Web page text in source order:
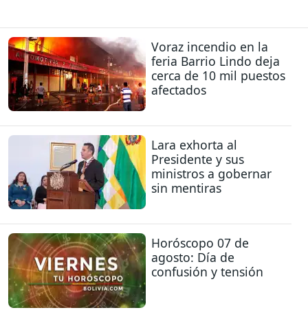
Voraz incendio en la
feria Barrio Lindo deja
cerca de 10 mil puestos
afectados
Lara exhorta al
Presidente y sus
ministros a gobernar
sin mentiras
Horóscopo 07 de
agosto: Día de
confusión y tensión